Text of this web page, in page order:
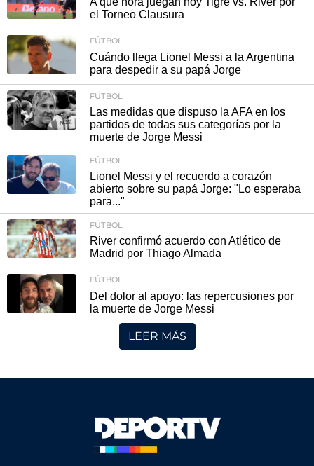
el Torneo Clausura
FÚTBOL
Cuándo llega Lionel Messi a la Argentina
para despedir a su papá Jorge
FÚTBOL
Las medidas que dispuso la AFA en los
partidos de todas sus categorías por la
muerte de Jorge Messi
FÚTBOL
Lionel Messi y el recuerdo a corazón
abierto sobre su papá Jorge: "Lo esperaba
para..."
FÚTBOL
River confirmó acuerdo con Atlético de
Madrid por Thiago Almada
FÚTBOL
Del dolor al apoyo: las repercusiones por
la muerte de Jorge Messi
LEER MÁS